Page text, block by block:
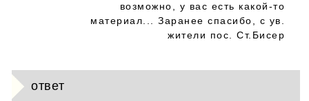
возможно, у вас есть какой-то
материал... Заранее спасибо, с ув.
жители пос. Ст.Бисер
ответ